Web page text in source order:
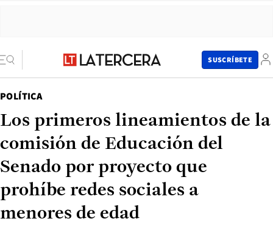
SUSCRÍBETE
POLÍTICA
Los primeros lineamientos de la
comisión de Educación del
Senado por proyecto que
prohíbe redes sociales a
menores de edad